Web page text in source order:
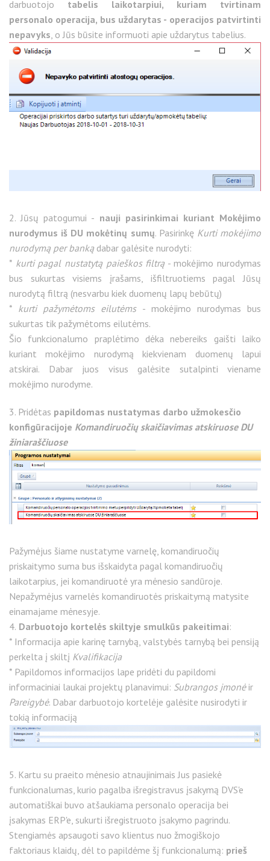
darbuotojo tabelis laikotarpiui, kuriam tvirtinam
personalo operacija, bus uždarytas - operacijos patvirtinti
nepavyks , o Jūs būsite informuoti apie uždarytus tabelius.
2. Jūsų patogumui - nauji pasirinkimai kuriant Mokėjimo
nurodymus iš DU mokėtinų sumų. Pasirinkę Kurti mokėjimo
nurodymą per banką dabar galėsite nurodyti:
* kurti pagal nustatytą paieškos filtrą - mokėjimo nurodymas
bus sukurtas visiems įrašams, išfiltruotiems pagal Jūsų
nurodytą filtrą (nesvarbu kiek duomenų lapų bebūtų)
* kurti pažymėtoms eilutėms- mokėjimo nurodymas bus
sukurtas tik pažymėtoms eilutėms.
Šio funkcionalumo praplėtimo dėka nebereiks gaišti laiko
kuriant mokėjimo nurodymą kiekvienam duomenų lapui
atskirai. Dabar juos visus galėsite sutalpinti viename
mokėjimo nurodyme.
3. Pridėtas papildomas nustatymas darbo užmokesčio
konfigūracijoje Komandiruočių skaičiavimas atskiruose DU
žiniaraščiuose
Pažymėjus šiame nustatyme varnelę, komandiruočių
priskaitymo suma bus išskaidyta pagal komandiruočių
laikotarpius, jei komandiruotė yra mėnesio sandūroje.
Nepažymėjus varnelės komandiruotės priskaitymą matysite
einamajame mėnesyje.
4. Darbuotojo kortelės skiltyje smulkūs pakeitimai:
* Informacija apie karinę tarnybą, valstybės tarnybą bei pensiją
perkelta į skiltį Kvalifikacija
* Papildomos informacijos lape pridėti du papildomi
informaciniai laukai projektų planavimui: Subrangos įmonėir
Pareigybė. Dabar darbuotojo kortelėje galėsite nusirodyti ir
tokią informaciją
5. Kartu su praeito mėnesio atnaujinimais Jus pasiekė
funkcionalumas, kurio pagalba išregistravus įsakymą DVS'e
automatiškai buvo atšaukiama personalo operacija bei
įsakymas ERP'e, sukurti išregistruoto įsakymo pagrindu.
Stengiamės apsaugoti savo klientus nuo žmogiškojo
faktoriaus klaidų, dėl to papildėme šį funkcionalumą: prieš